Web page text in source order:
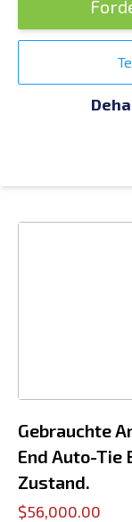
Gebrauchte
End Auto-Tie
Zustand.
$56,000.00